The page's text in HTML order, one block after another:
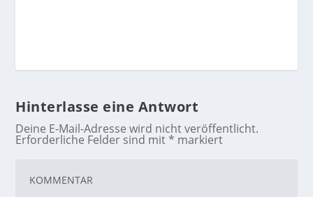
Hinterlasse eine Antwort
Deine E-Mail-Adresse wird nicht veröffentlicht.
Erforderliche Felder sind mit* markiert